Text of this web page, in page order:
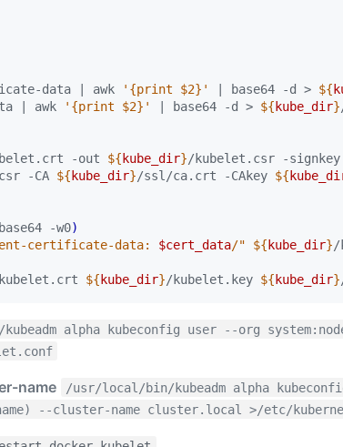
data awk '{print $2}' base64 -d > ${
awk '{print $2}' base64 -d > ${ kube_dir}
-out ${ kube_dir}/kubelet.csr -signkey
-CA ${ kube_dir}/ssl/ca.crt -CAkey ${
-w0)
certificate-data: $cert_data/" ${ kube_dir}
${ kube_dir}/kubelet.key ${ kube_dir}
alpha kubeconfig user --org
name
/usr/local/bin/kubeadm alpha
--cluster-name cluster.local >/etc/